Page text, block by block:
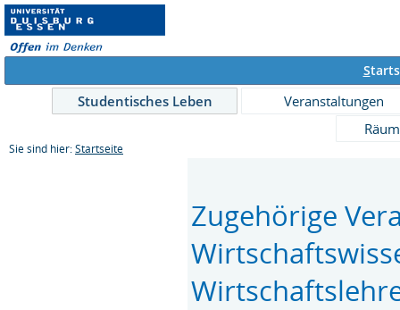
S
Studentisches Leben
Veranstaltungen
Sie sind hier: Startseite
Zugehörige